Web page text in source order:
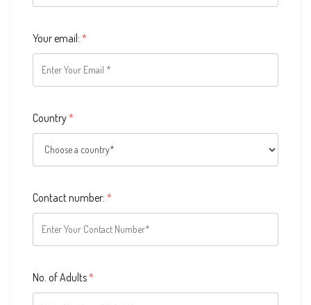
Your email: *
Country*
Contact number: *
No. of Adults*